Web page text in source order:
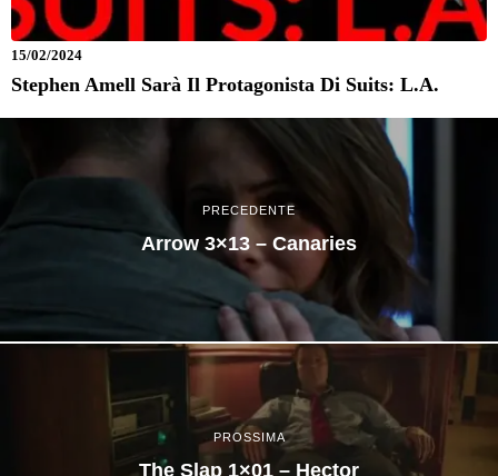
15/02/2024
Stephen Amell Sarà Il Protagonista Di Suits: L.A.
PRECEDENTE
Arrow 3×13 – Canaries
PROSSIMA
The Slap 1×01 – Hector